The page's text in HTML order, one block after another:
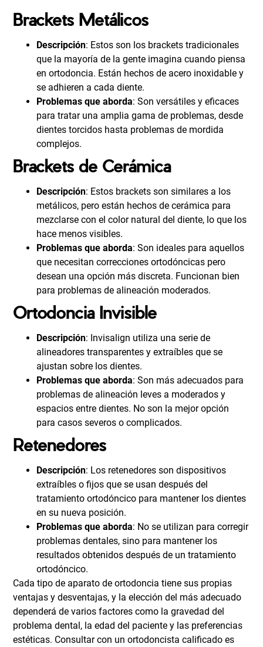
Brackets Metálicos
Descripción: Estos son los brackets tradicionales
que la mayoría de la gente imagina cuando piensa
en ortodoncia. Están hechos de acero inoxidable y
se adhieren a cada diente.
Problemas que aborda: Son versátiles y eficaces
para tratar una amplia gama de problemas, desde
dientes torcidos hasta problemas de mordida
complejos.
Brackets de Cerámica
Descripción: Estos brackets son similares a los
metálicos, pero están hechos de cerámica para
mezclarse con el color natural del diente, lo que los
hace menos visibles.
Problemas que aborda: Son ideales para aquellos
que necesitan correcciones ortodóncicas pero
desean una opción más discreta. Funcionan bien
para problemas de alineación moderados.
Ortodoncia Invisible
Descripción: Invisalign utiliza una serie de
alineadores transparentes y extraíbles que se
ajustan sobre los dientes.
Problemas que aborda: Son más adecuados para
problemas de alineación leves a moderados y
espacios entre dientes. No son la mejor opción
para casos severos o complicados.
Retenedores
Descripción: Los retenedores son dispositivos
extraíbles o fijos que se usan después del
tratamiento ortodóncico para mantener los dientes
en su nueva posición.
Problemas que aborda: No se utilizan para corregir
problemas dentales, sino para mantener los
resultados obtenidos después de un tratamiento
ortodóncico.
Cada tipo de aparato de ortodoncia tiene sus propias
ventajas y desventajas, y la elección del más adecuado
dependerá de varios factores como la gravedad del
problema dental, la edad del paciente y las preferencias
estéticas. Consultar con un ortodoncista calificado es